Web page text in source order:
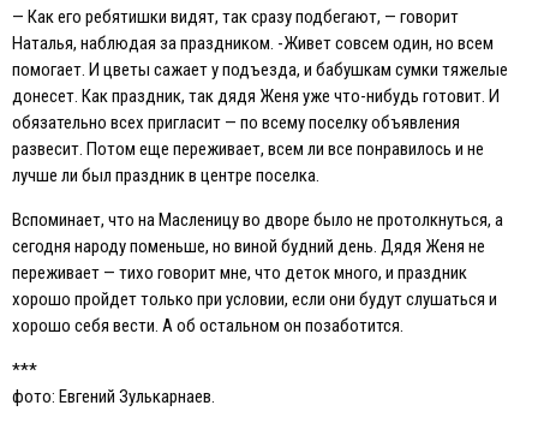
— Как его ребятишки видят, так сразу подбегают, — говорит
Наталья, наблюдая за праздником. -Живет совсем один, но всем
помогает. И цветы сажает у подъезда, и бабушкам сумки тяжелые
донесет. Как праздник, так дядя Женя уже что-нибудь готовит. И
обязательно всех пригласит — по всему поселку объявления
развесит. Потом еще переживает, всем ли все понравилось и не
лучше ли был праздник в центре поселка.
Вспоминает, что на Масленицу во дворе было не протолкнуться, а
сегодня народу поменьше, но виной будний день. Дядя Женя не
переживает — тихо говорит мне, что деток много, и праздник
хорошо пройдет только при условии, если они будут слушаться и
хорошо себя вести. А об остальном он позаботится.
***
фото: Евгений Зулькарнаев.